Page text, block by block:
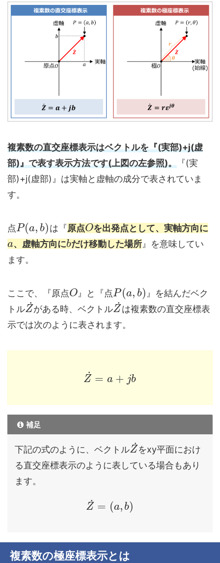
複素数の直交座標表示はベクトルを『(実部)+j(虚
部)』で表す表示方法です(上図の左参照)。 『(実
部)+j(虚部)』は実軸と虚軸の成分で表されていま
す。
点P(a, b)は『原点Oを出発点として、実軸方向に
a、虚軸方向にbだけ移動した場所』を意味してい
ます。
ここで、『原点O』と『点P (a, b)』を結んだベク
トルZ
˙がある時、ベクトルZ
˙は複素数の直交座標表
示では次のように表されます。
Z
˙ = a + jb
補足
下記の式のように、ベクトルZ
˙をxy平面におけ
る直交座標表示のように表している場合もあり
ます。
Z
˙ = (a, b)
複素数の極座標表示とは